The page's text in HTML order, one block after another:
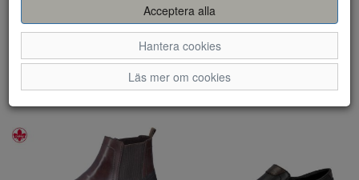
Acceptera alla
Hantera cookies
Läs mer om cookies